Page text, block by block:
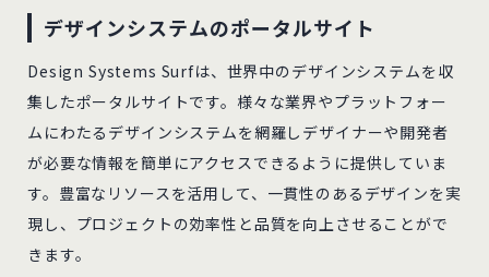
デザインシステムのポータルサイト
Design Systems Surfは、世界中のデザインシステムを収
集したポータルサイトです。様々な業界やプラットフォー
ムにわたるデザインシステムを網羅しデザイナーや開発者
が必要な情報を簡単にアクセスできるように提供していま
す。豊富なリソースを活用して、一貫性のあるデザインを実
現し、プロジェクトの効率性と品質を向上させることがで
きます。